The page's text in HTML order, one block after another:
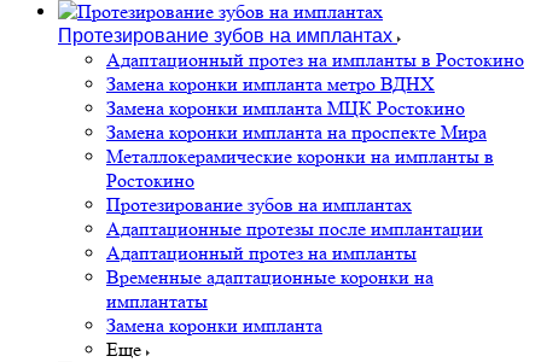
Протезирование зубов на имплантах
Адаптационный протез на импланты в Ростокино
Замена коронки импланта метро ВДНХ
Замена коронки импланта МЦК Ростокино
Замена коронки импланта на проспекте Мира
Металлокерамические коронки на импланты в
Ростокино
Протезирование зубов на имплантах
Адаптационные протезы после имплантации
Адаптационный протез на импланты
Временные адаптационные коронки на
имплантаты
Замена коронки импланта
Еще